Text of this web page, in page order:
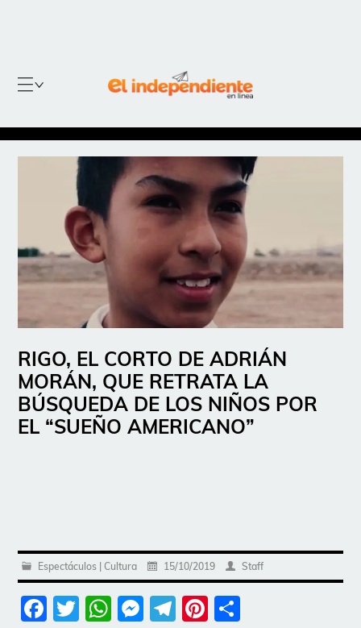
RIGO, EL CORTO DE ADRIÁN
MORÁN, QUE RETRATA LA
BÚSQUEDA DE LOS NIÑOS POR
EL “SUEÑO AMERICANO”
Espectáculos | Cultura 15/10/2019 Staff
Facebook
Twitter
WhatsApp
Messenger
Telegram
Pinterest